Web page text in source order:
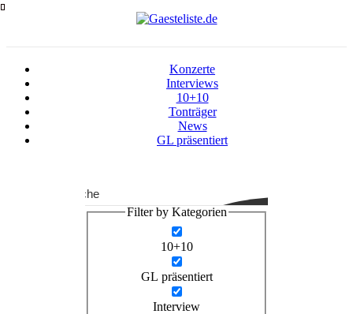
Konzerte
Interviews
10+10
Tonträger
News
GL präsentiert
Suche
Filter by Kategorien
10+10
GL präsentiert
Interview